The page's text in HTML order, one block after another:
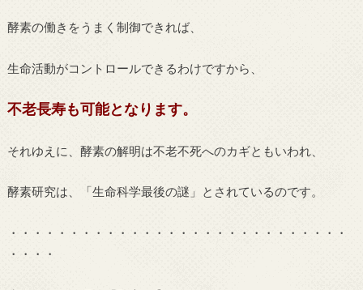
酵素の働きをうまく制御できれば、
生命活動がコントロールできるわけですから、
不老長寿も可能となります。
それゆえに、酵素の解明は不老不死へのカギともいわれ、
酵素研究は、「生命科学最後の謎」とされているのです。
・・・・・・・・・・・・・・・・・・・・・・・・・・・・
・・・・